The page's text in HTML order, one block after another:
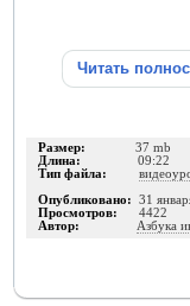
Читать
Размер: 37 mb
Длина: 09:22
Тип файла:
Опубликовано: 31
Просмотров: 4422
Автор: Азбука